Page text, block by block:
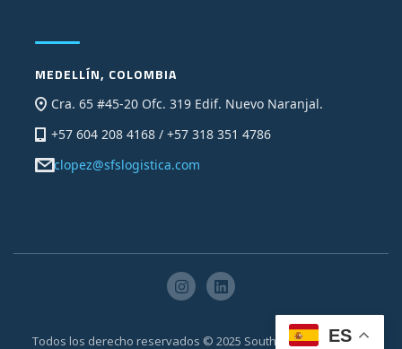
MEDELLÍN, COLOMBIA
Cra. 65 #45-20 Ofc. 319 Edif. Nuevo Naranjal.
+57 604 208 4168 / +57 318 351 4786
clopez@sfslogistica.com
Todos los derecho reservados © 2025 South Florida Solutions
ES